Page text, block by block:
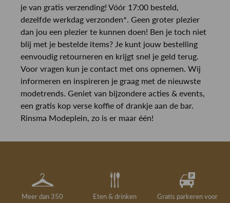
je van gratis verzending! Vóór 17:00 besteld,
dezelfde werkdag verzonden*. Geen groter plezier
dan jou een plezier te kunnen doen! Ben je toch niet
blij met je bestelde items? Je kunt jouw bestelling
eenvoudig retourneren en krijgt snel je geld terug.
Voor vragen kun je contact met ons opnemen. Wij
informeren en inspireren je graag met de nieuwste
modetrends. Geniet van bijzondere acties & events,
een gratis kop verse koffie of drankje aan de bar.
Rinsma Modeplein, zo is er maar één!
Meer dan 350
Eten & drinken
Gratis parkeren voor